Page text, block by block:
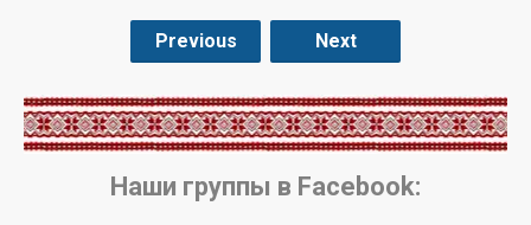
Previous Next
.
Наши группы в Facebook: